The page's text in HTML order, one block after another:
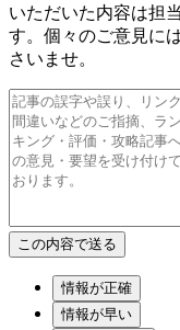
いただいた内容は担
す。個々のご意見に
さいませ。
情報が正確
情報が早い